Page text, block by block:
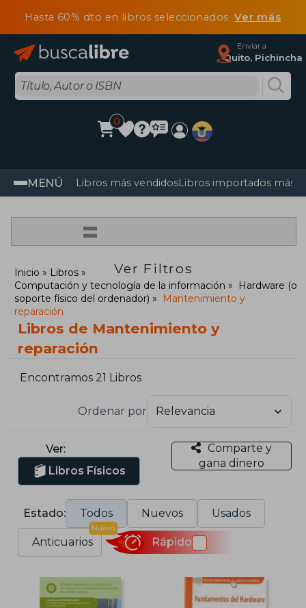
Hasta 60% dto en libros seleccionadosVer más
Enviar a
Quito, Pichincha
0
MENÚ Libros más vendidosLibros importados más
=
Ver Filtros
Inicio
Libros
Computación y tecnología de la información
Hardware (o
soporte físico del ordenador)
Mantenimiento y
reparación
Libros de Mantenimiento y
reparación
Encontramos 21 Libros
Ordenar por
Ver:
Libros Físicos
Comparte y
gana dinero
Estado: Todos Nuevos Usados
Anticuarios
Nuevo
Rápido